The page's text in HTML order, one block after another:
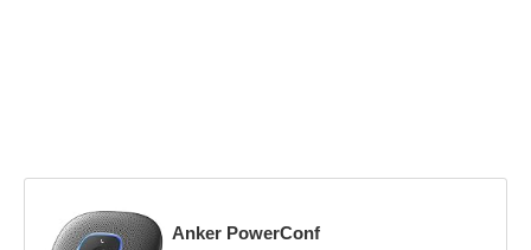
Anker PowerConf